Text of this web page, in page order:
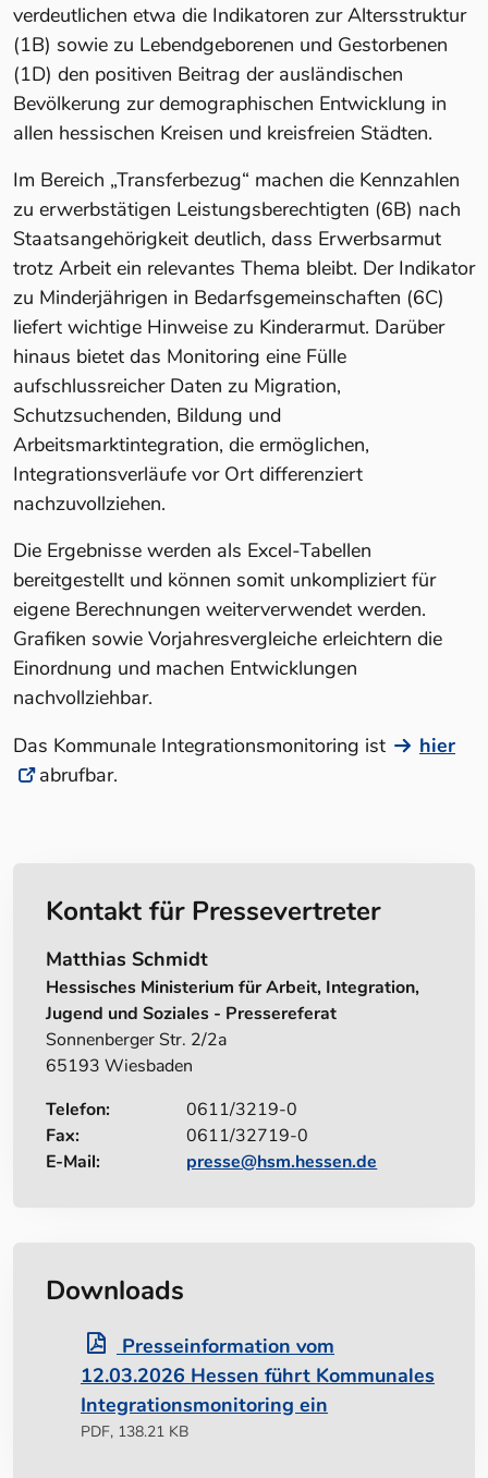
verdeutlichen etwa die Indikatoren zur Altersstruktur
(1B) sowie zu Lebendgeborenen und Gestorbenen
(1D) den positiven Beitrag der ausländischen
Bevölkerung zur demographischen Entwicklung in
allen hessischen Kreisen und kreisfreien Städten.
Im Bereich „Transferbezug“ machen die Kennzahlen
zu erwerbstätigen Leistungsberechtigten (6B) nach
Staatsangehörigkeit deutlich, dass Erwerbsarmut
trotz Arbeit ein relevantes Thema bleibt. Der Indikator
zu Minderjährigen in Bedarfsgemeinschaften (6C)
liefert wichtige Hinweise zu Kinderarmut. Darüber
hinaus bietet das Monitoring eine Fülle
aufschlussreicher Daten zu Migration,
Schutzsuchenden, Bildung und
Arbeitsmarktintegration, die ermöglichen,
Integrationsverläufe vor Ort differenziert
nachzuvollziehen.
Die Ergebnisse werden als Excel-Tabellen
bereitgestellt und können somit unkompliziert für
eigene Berechnungen weiterverwendet werden.
Grafiken sowie Vorjahresvergleiche erleichtern die
Einordnung und machen Entwicklungen
nachvollziehbar.
Das Kommunale Integrationsmonitoring ist
hier
abrufbar.
Kontakt für Pressevertreter
Matthias Schmidt
Hessisches Ministerium für Arbeit, Integration,
Jugend und Soziales - Pressereferat
Sonnenberger Str. 2/2a
65193 Wiesbaden
Telefon:
0611/3219-0
Fax:
0611/32719-0
E-Mail:
presse@hsm.hessen.de
Downloads
Presseinformation vom
12.03.2026 Hessen führt Kommunales
Integrationsmonitoring ein
PDF, 138.21 KB